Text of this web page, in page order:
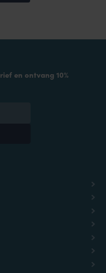
en ontvang 10%